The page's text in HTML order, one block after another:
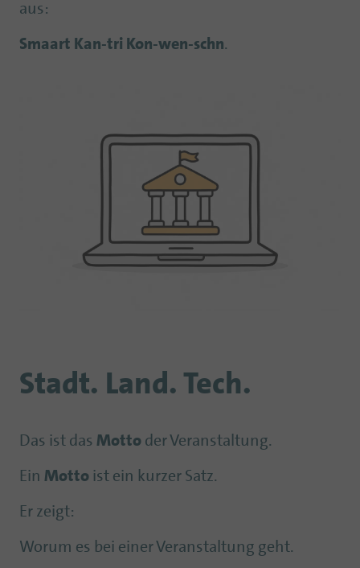
aus:
Smaart Kan-tri Kon-wen-schn.
Stadt. Land. Tech.
Das ist dasMotto der Veranstaltung.
EinMotto ist ein kurzer Satz.
Er zeigt:
Worum es bei einer Veranstaltung geht.